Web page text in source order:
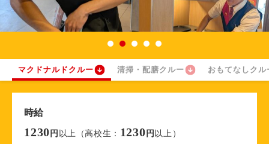
マクドナルドクルー 清掃・配膳クルー おもてなしクル
時給
1230 円 以上（高校生： 1230 円 以上）